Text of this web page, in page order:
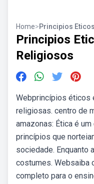
Home>Principios
Principios
Religiosos
Webprincípios éticos
religiosas. centro de
amazonas: Ética é
princípios que
sociedade. Enquanto
costumes. Websaiba
completo para o